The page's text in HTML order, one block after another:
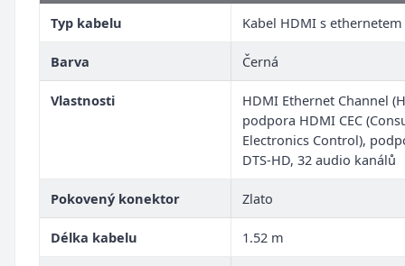
Typ kabelu Kabel HDMI s ethernetem
Barva Černá
Vlastnosti
HDMI Ethernet Channel
podpora HDMI CEC
Electronics Control),
DTS-HD, 32 audio kanálů
Pokovený konektor Zlato
Délka kabelu 1.52 m